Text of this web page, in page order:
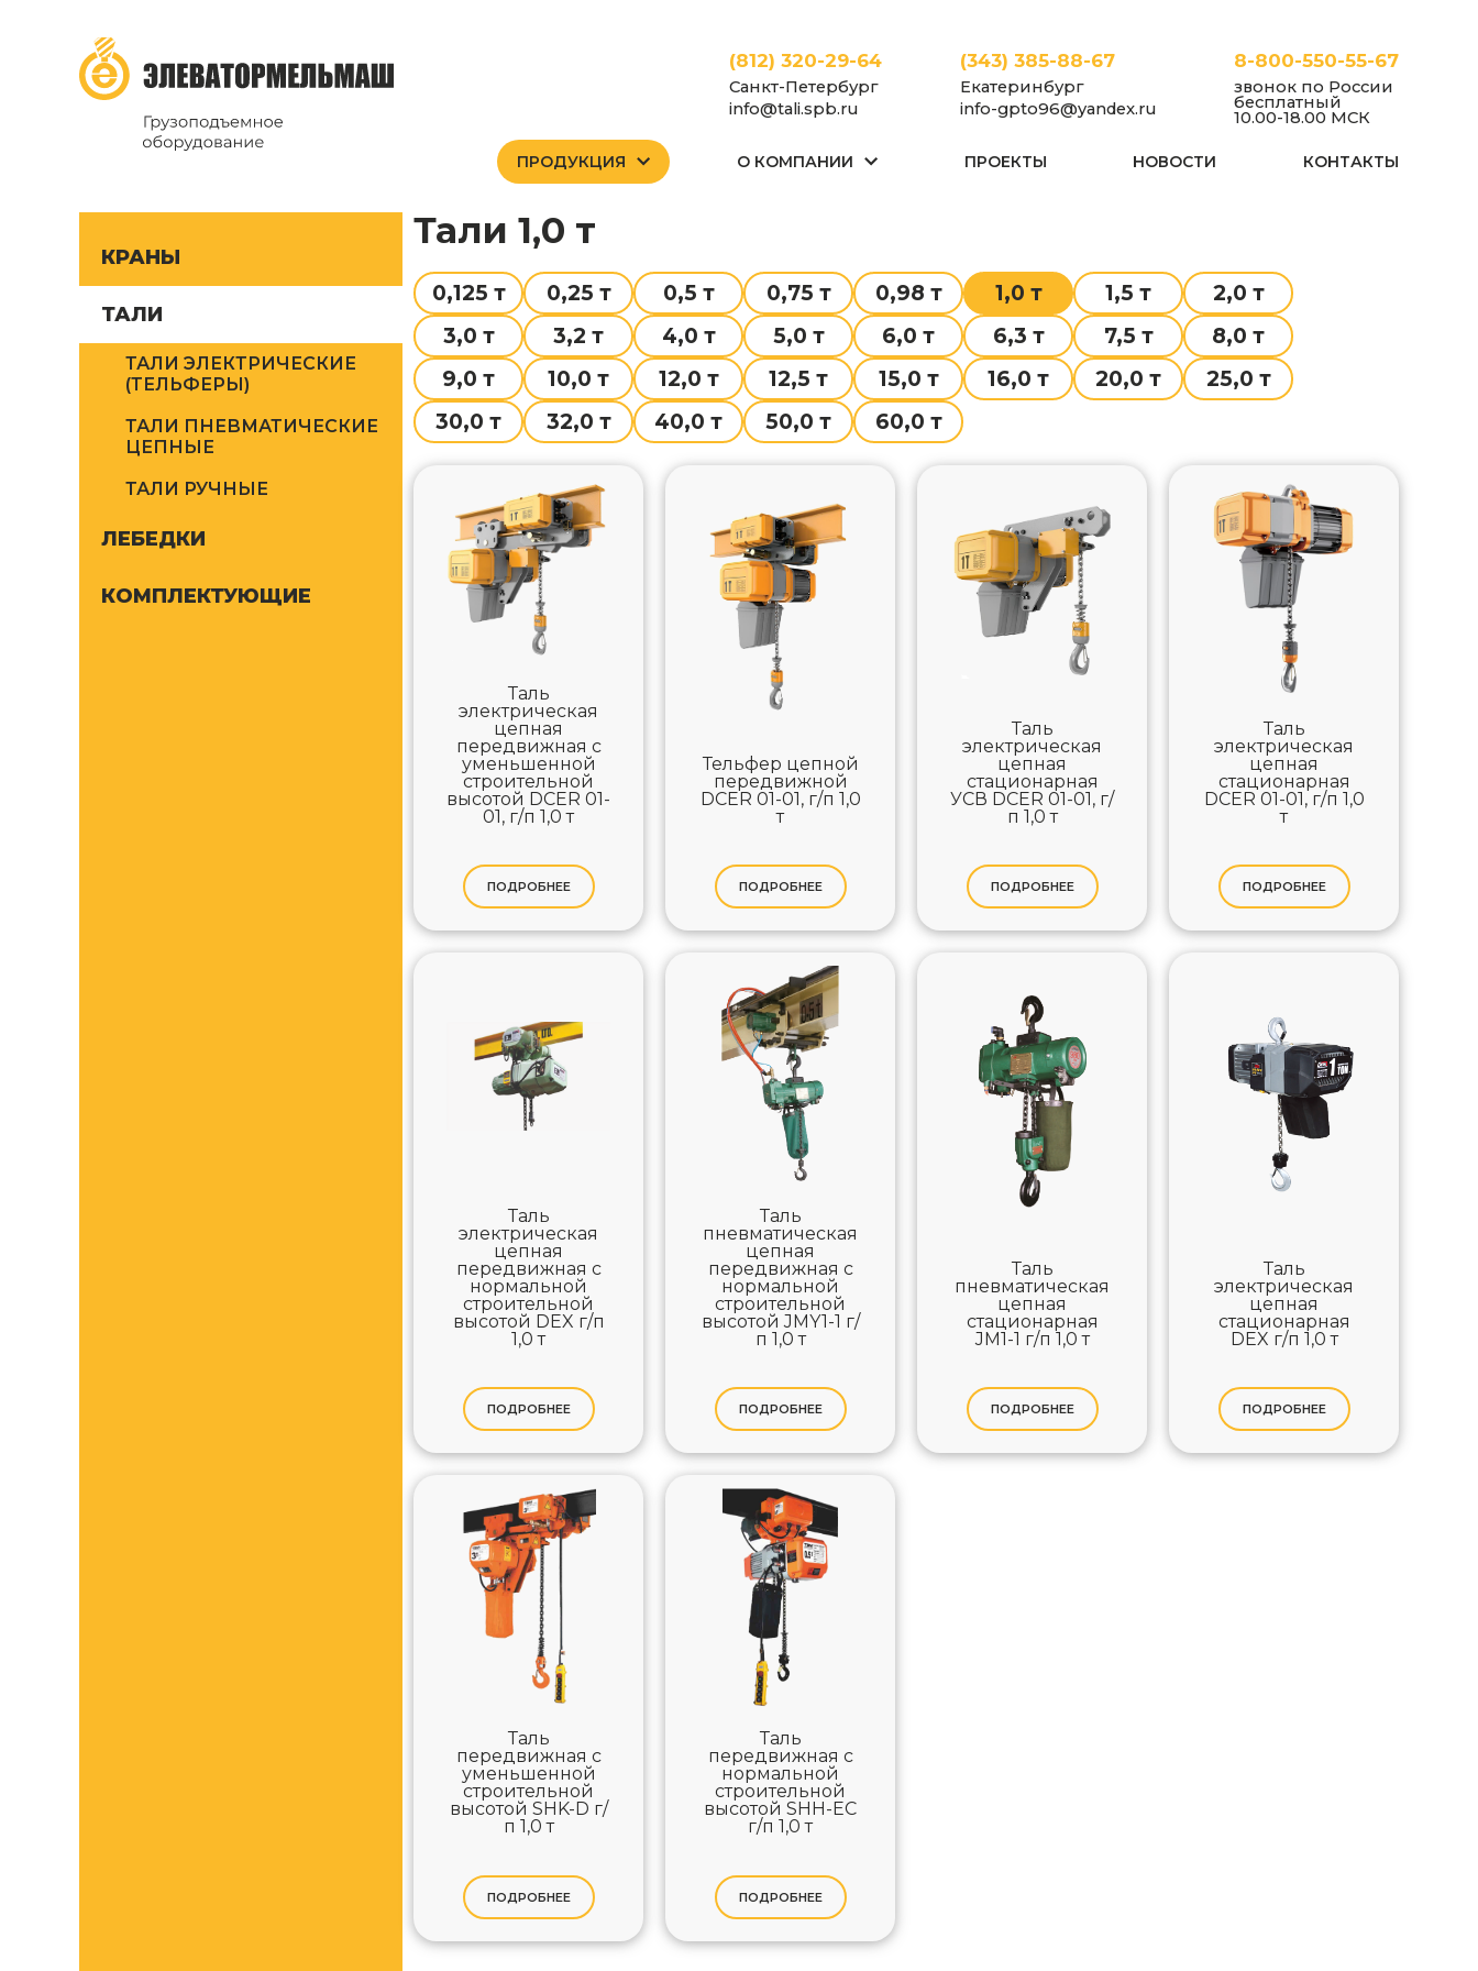
(812) 320-29-64
Санкт-Петербург
info@tali.spb.ru
(343) 385-88-67
Екатеринбург
info-gpto96@yandex.ru
8-800-550-55-67
звонок по России
бесплатный
10.00-18.00 МСК
ПРОДУКЦИЯ О КОМПАНИИ ПРОЕКТЫ НОВОСТИ КОНТАКТЫ
Тали
КРАНЫ
ТАЛИ
ТАЛИ ЭЛЕКТРИЧЕСКИЕ
(ТЕЛЬФЕРЫ)
ТАЛИ ПНЕВМАТИЧЕСКИЕ
ЦЕПНЫЕ
ТАЛИ РУЧНЫЕ
ЛЕБЕДКИ
КОМПЛЕКТУЮЩИЕ
Тали 1,0 т
0,125 т 0,25 т 0,5 т 0,75 т 0,98 т 1,0 т 1,5 т
2,0 т
3,0 т
3,2 т 4,0 т 5,0 т 6,0 т 6,3 т 7,5 т
8,0 т
9,0 т
10,0 т 12,0 т 12,5 т 15,0 т 16,0 т 20,0 т
25,0 т
30,0 т
32,0 т 40,0 т 50,0 т 60,0 т
Таль
электрическая
цепная
передвижная с
уменьшенной
строительной
высотой DCER 01-
01, г/п 1,0 т
ПОДРОБНЕЕ
Тельфер цепной
передвижной
DCER 01-01, г/п 1,0
т
ПОДРОБНЕЕ
Таль
электрическая
цепная
стационарная
УСВ DCER 01-01, г/
п 1,0 т
ПОДРОБНЕЕ
Таль
электрическая
цепная
стационарная
DCER 01-01, г/п 1,0
т
ПОДРОБНЕЕ
Таль
электрическая
цепная
передвижная с
нормальной
строительной
высотой DEX г/п
1,0 т
ПОДРОБНЕЕ
Таль
пневматическая
цепная
передвижная с
нормальной
строительной
высотой JMY1-1 г/
п 1,0 т
ПОДРОБНЕЕ
Таль
пневматическая
цепная
стационарная
JM1-1 г/п 1,0 т
ПОДРОБНЕЕ
Таль
электрическая
цепная
стационарная
DEX г/п 1,0 т
ПОДРОБНЕЕ
Таль
передвижная с
уменьшенной
строительной
высотой SHK-D г/
п 1,0 т
ПОДРОБНЕЕ
Таль
передвижная с
нормальной
строительной
высотой SHH-EC
г/п 1,0 т
ПОДРОБНЕЕ